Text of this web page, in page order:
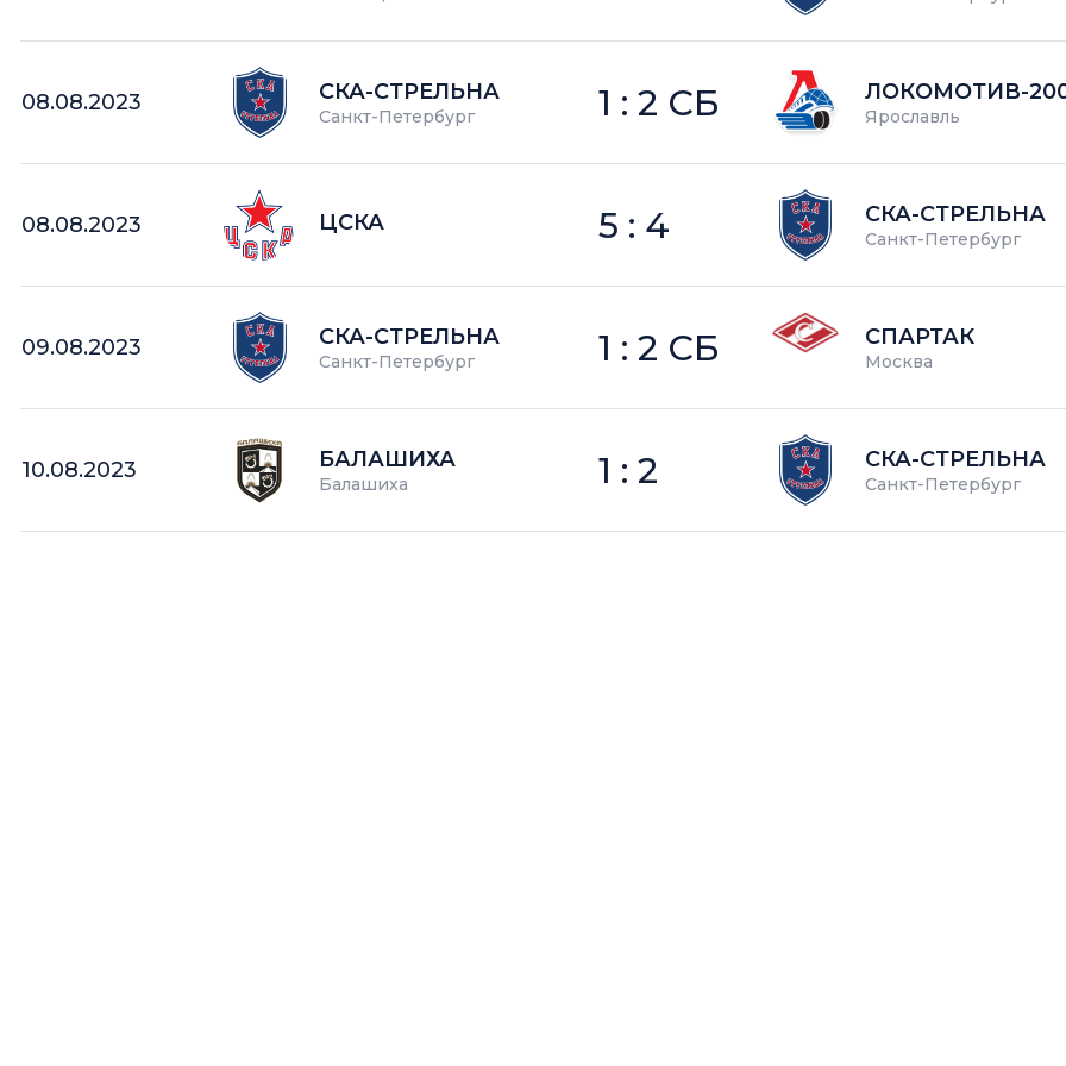
08.08.2023 СКА-СТРЕЛЬНА
Санкт-Петербург 1 : 2 СБ ЛОКОМОТИВ-
Ярославль
08.08.2023 ЦСКА 5 : 4 СКА-СТРЕЛЬНА
Санкт-Петербург
09.08.2023 СКА-СТРЕЛЬНА
Санкт-Петербург 1 : 2 СБ СПАРТАК
Москва
10.08.2023 БАЛАШИХА
Балашиха 1 : 2 СКА-СТРЕЛЬНА
Санкт-Петербург